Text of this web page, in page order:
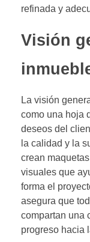
refinada y
Visión
La visión
como una hoja
deseos del
la calidad y la
crean
visuales que
forma el
asegura que
compartan una
progreso hacia